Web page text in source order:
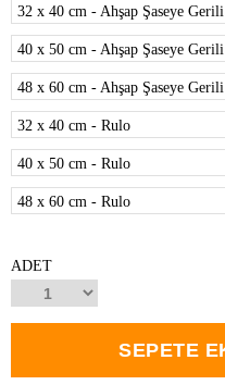
32 x 40 cm - Ahşap Şaseye Gerili
40 x 50 cm - Ahşap Şaseye Gerili
48 x 60 cm - Ahşap Şaseye Gerili
32 x 40 cm - Rulo
40 x 50 cm - Rulo
48 x 60 cm - Rulo
ADET